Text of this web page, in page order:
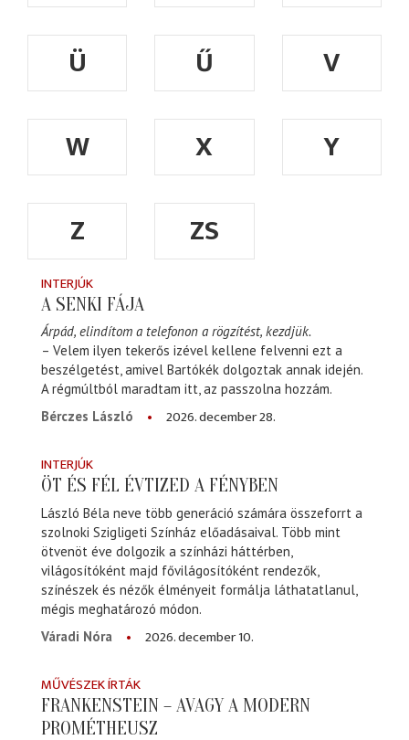
Ü
Ű
V
W
X
Y
Z
ZS
INTERJÚK
A SENKI FÁJA
Árpád, elindítom a telefonon a rögzítést, kezdjük.
– Velem ilyen tekerős izével kellene felvenni ezt a
beszélgetést, amivel Bartókék dolgoztak annak idején.
A régmúltból maradtam itt, az passzolna hozzám.
Bérczes László
2026. december 28.
INTERJÚK
ÖT ÉS FÉL ÉVTIZED A FÉNYBEN
László Béla neve több generáció számára összeforrt a
szolnoki Szigligeti Színház előadásaival. Több mint
ötvenöt éve dolgozik a színházi háttérben,
világosítóként majd fővilágosítóként rendezők,
színészek és nézők élményeit formálja láthatatlanul,
mégis meghatározó módon.
Váradi Nóra
2026. december 10.
MŰVÉSZEK ÍRTÁK
FRANKENSTEIN – AVAGY A MODERN
PROMÉTHEUSZ